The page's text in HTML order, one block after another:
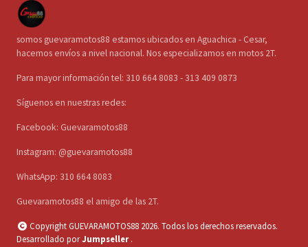
somos guevaramotos88 estamos ubicados en Aguachica - Cesar,
hacemos envíos a nivel nacional. Nos especializamos en motos 2T.
Para mayor información tel: 310 664 8083 - 313 409 0873
Síguenos en nuestras redes:
Facebook: Guevaramotos88
Instagram: @guevaramotos88
WhatsApp: 310 664 8083
Guevaramotos88 el amigo de las 2T.
Copyright GUEVARAMOTOS88 2026. Todos los derechos reservados.
Desarrollado porJumpseller .